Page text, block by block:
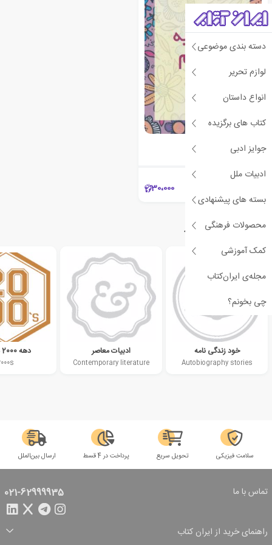
دسته بندی موضوعی
لوازم تحریر
انواع داستان
کتاب های برگزیده
جوایز ادبی
ادبیات ملل
بسته های پیشنهادی
محصولات فرهنگی
کمک آموزشی
مجله‌ی ایران‌کتاب
چی بخونم؟
نامه ای به دخترم
مایا آنجلو
30،000
دسته‌بندی‌های مرتبط
خود زندگی نامه
Autobiography stories
ادبیات معاصر
Contemporary literature
دهه 2000 میلادی
سلامت فیزیکی تحویل سریع پرداخت در 4 قسط ارسال بین‌الملل
تماس با ما 021-62999935
راهنمای خرید از ایران کتاب